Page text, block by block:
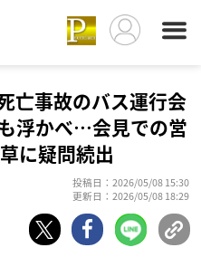
亡事故のバス運行会
浮かべ…会見での営
に疑問続出
投稿日：2026/05/08 15:30
更新日：2026/05/08 18:29